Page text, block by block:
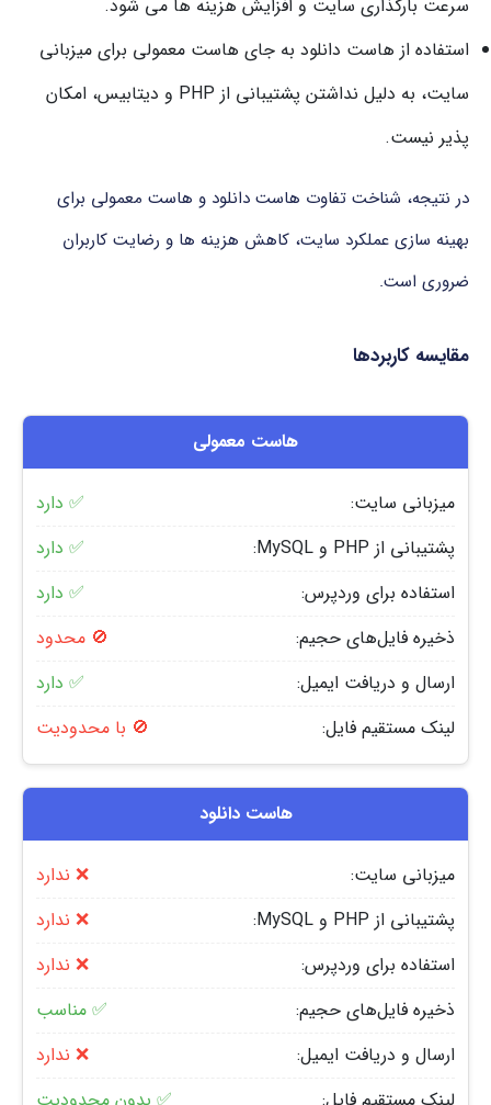
سرعت بارگذاری سایت و افزایش هزینه ها می شود.
استفاده از هاست دانلود به جای هاست معمولی برای میزبانی
سایت، به دلیل نداشتن پشتیبانی از PHP و دیتابیس، امکان
پذیر نیست.
در نتیجه، شناخت تفاوت هاست دانلود و هاست معمولی برای
بهینه سازی عملکرد سایت، کاهش هزینه ها و رضایت کاربران
ضروری است.
مقایسه کاربردها
هاست معمولی
میزبانی سایت:
✅ دارد
پشتیبانی از PHP و MySQL:
✅ دارد
استفاده برای وردپرس:
✅ دارد
ذخیره فایل‌های حجیم:
🚫 محدود
ارسال و دریافت ایمیل:
✅ دارد
لینک مستقیم فایل:
🚫 با محدودیت
هاست دانلود
میزبانی سایت:
❌ ندارد
پشتیبانی از PHP و MySQL:
❌ ندارد
استفاده برای وردپرس:
❌ ندارد
ذخیره فایل‌های حجیم:
✅ مناسب
ارسال و دریافت ایمیل:
❌ ندارد